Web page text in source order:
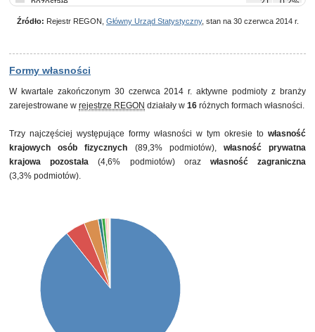
pozostałe
21 0,2%
Źródło: Rejestr REGON, Główny Urząd Statystyczny, stan na 30 czerwca 2014 r.
Formy własności
W kwartale zakończonym 30 czerwca 2014 r. aktywne podmioty z branży
zarejestrowane w rejestrze REGON działały w 16 różnych formach własności.
Trzy najczęściej występujące formy własności w tym okresie to własność
krajowych osób fizycznych (89,3% podmiotów), własność prywatna
krajowa pozostała (4,6% podmiotów) oraz własność zagraniczna
(3,3% podmiotów).